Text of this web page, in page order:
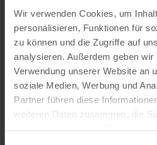
Wir verwenden Cookies, um
personalisieren, Funktionen für
zu können und die Zugriffe auf
analysieren. Außerdem geben
Verwendung unserer Website an
soziale Medien, Werbung und
Partner führen diese
weiteren Daten zusammen, die
Opening hours
Features / Special
Categories